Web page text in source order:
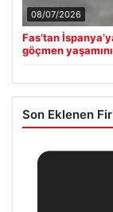
08/07/2026
Fas’tan
göçmen
Son Eklenen